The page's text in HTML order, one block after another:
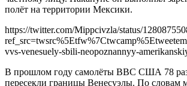
полёт на территории Мексики.
https://twitter.com/Mippcivzla/status/
vvs-venesuely-sbili-neopoznannyy-
В прошлом году самолёты ВВС США 78 раз
пересекли границы Венесуэлы. По словам